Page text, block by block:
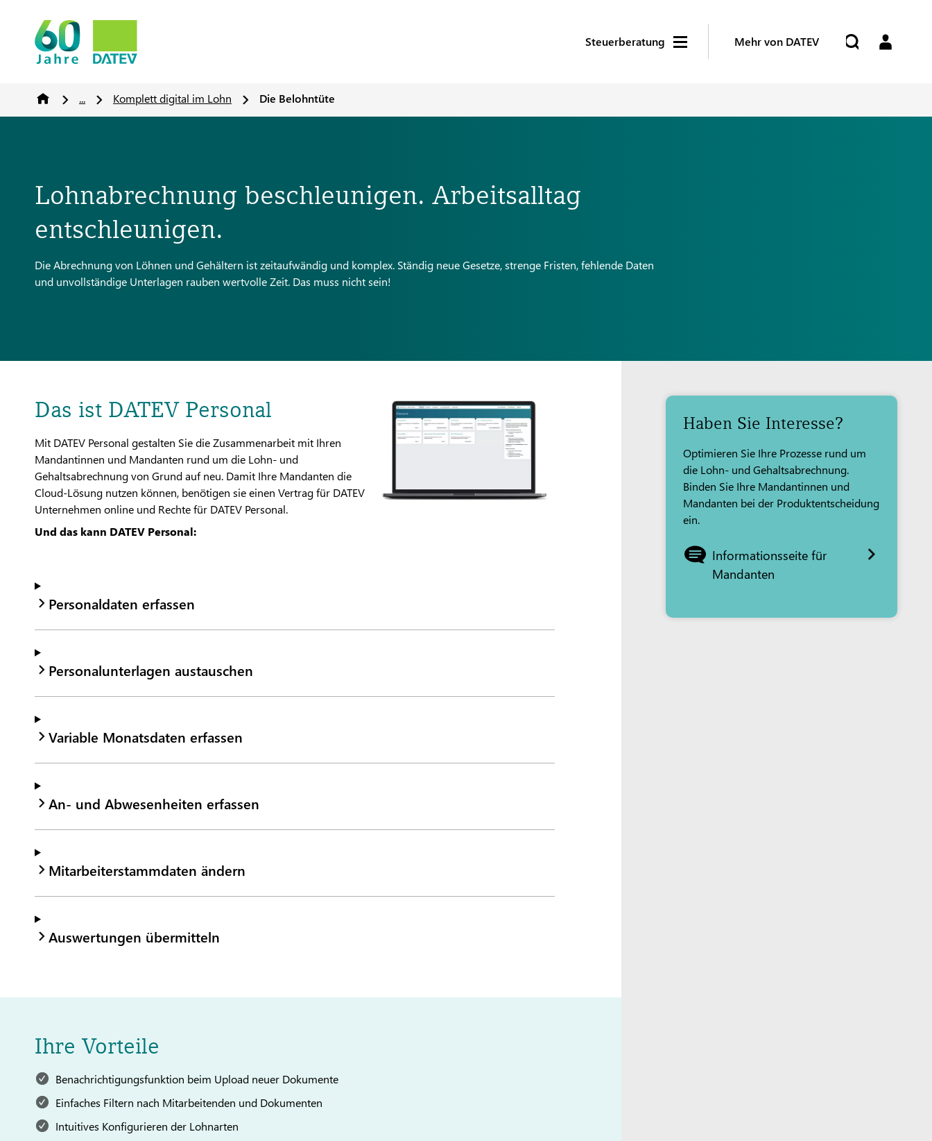
Steuerberatung Mehr von DATEV
... Komplett digital im Lohn Die Belohntüte
Lohnabrechnung beschleunigen. Arbeitsalltag
entschleunigen.
Die Abrechnung von Löhnen und Gehältern ist zeitaufwändig und komplex. Ständig neue Gesetze, strenge Fristen, fehlende Daten
und unvollständige Unterlagen rauben wertvolle Zeit. Das muss nicht sein!
Das ist DATEV Personal
Mit DATEV Personal gestalten Sie die Zusammenarbeit mit Ihren
Mandantinnen und Mandanten rund um die Lohn- und
Gehaltsabrechnung von Grund auf neu. Damit Ihre Mandanten die
Cloud-Lösung nutzen können, benötigen sie einen Vertrag für DATEV
Unternehmen online und Rechte für DATEV Personal.
Und das kann DATEV Personal:
Personaldaten erfassen
Personalunterlagen austauschen
Variable Monatsdaten erfassen
An- und Abwesenheiten erfassen
Mitarbeiterstammdaten ändern
Auswertungen übermitteln
Ihre Vorteile
Benachrichtigungsfunktion beim Upload neuer Dokumente
Einfaches Filtern nach Mitarbeitenden und Dokumenten
Intuitives Konfigurieren der Lohnarten
Haben Sie Interesse?
Optimieren Sie Ihre Prozesse rund um
die Lohn- und Gehaltsabrechnung.
Binden Sie Ihre Mandantinnen und
Mandanten bei der Produktentscheidung
ein.
Informationsseite für
Mandanten